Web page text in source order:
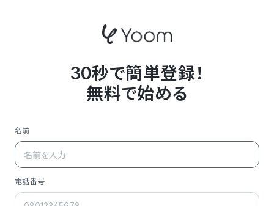
30秒で簡単登録！
無料で始める
名前
電話番号